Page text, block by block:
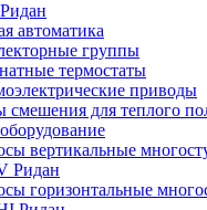
автоматика
группы
термостаты
приводы
смешения для теплого
вертикальные
Ридан
горизонтальные